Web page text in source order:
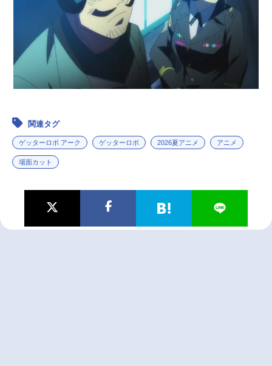
関連タグ
ゲッターロボ アーク ゲッターロボ 2026夏アニメ アニメ
場面カット